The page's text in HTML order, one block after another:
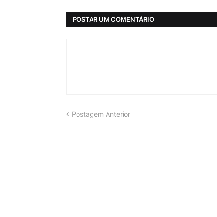
POSTAR UM COMENTÁRIO
Postagem Anterior